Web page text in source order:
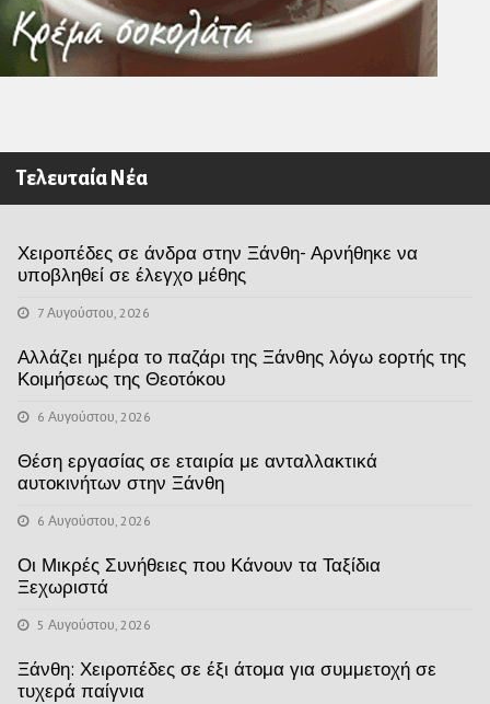
Τελευταία Νέα
Χειροπέδες σε άνδρα στην Ξάνθη- Αρνήθηκε να
υποβληθεί σε έλεγχο μέθης
7 Αυγούστου, 2026
Αλλάζει ημέρα το παζάρι της Ξάνθης λόγω εορτής της
Κοιμήσεως της Θεοτόκου
6 Αυγούστου, 2026
Θέση εργασίας σε εταιρία με ανταλλακτικά
αυτοκινήτων στην Ξάνθη
6 Αυγούστου, 2026
Οι Μικρές Συνήθειες που Κάνουν τα Ταξίδια
Ξεχωριστά
5 Αυγούστου, 2026
Ξάνθη: Χειροπέδες σε έξι άτομα για συμμετοχή σε
τυχερά παίγνια